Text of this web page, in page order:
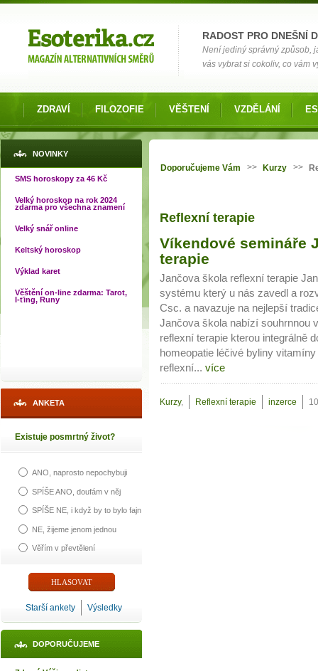
RADOST PRO DNEŠNÍ
Není jediný správný způsob,
vás vybrat si cokoliv, co vám
ZDRAVÍ FILOZOFIE VĚŠTENÍ VZDĚLÁNÍ
NOVINKY
SMS horoskopy za 46 Kč
Velký horoskop na rok 2024
zdarma pro všechna znamení
Velký snář online
Keltský horoskop
Výklad karet
Věštění on-line zdarma: Tarot,
I-ťing, Runy
ANKETA
Existuje posmrtný život?
ANO, naprosto nepochybuji
SPÍŠE ANO, doufám v něj
SPÍŠE NE, i když by to bylo fajn
NE, žijeme jenom jednou
Věřím v převtělení
Starší ankety Výsledky
DOPORUČUJEME
Doporučujeme Vám >> Kurzy >>
Reflexní terapie
Víkendové semináře
terapie
Jančova škola reflexní terapie
systému který u nás zavedl a
Csc. a navazuje na nejlepší
Jančova škola nabízí souhrnnou
reflexní terapie kterou integrálně
homeopatie léčivé byliny
reflexní... více
Kurzy, Reflexní terapie inzerce